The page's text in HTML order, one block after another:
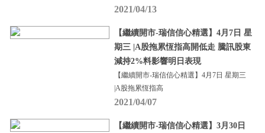
2021/04/13
【繼續開市-瑞信信心精選】4月7日 星
期三 |A股拖累恆指高開低走 騰訊股東
減持2%料影響明日表現
【繼續開市-瑞信信心精選】4月7日 星期三
|A股拖累恆指高
2021/04/07
【繼續開市-瑞信信心精選】3月30日